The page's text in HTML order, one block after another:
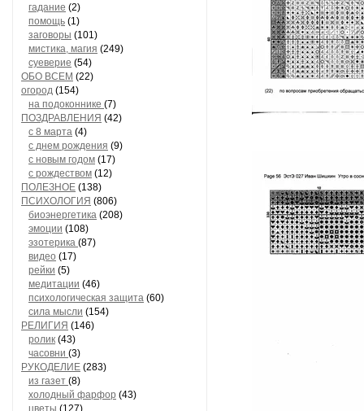
гадание (2)
помощь (1)
заговоры (101)
мистика, магия (249)
суеверие (54)
ОБО ВСЕМ (22)
огород (154)
на подоконнике (7)
ПОЗДРАВЛЕНИЯ (42)
с 8 марта (4)
с днем рождения (9)
с новым годом (17)
с рождеством (12)
ПОЛЕЗНОЕ (138)
ПСИХОЛОГИЯ (806)
биоэнергетика (208)
эмоции (108)
эзотерика (87)
видео (17)
рейки (5)
медитации (46)
психологическая защита (60)
сила мысли (154)
РЕЛИГИЯ (146)
ролик (43)
часовни (3)
РУКОДЕЛИЕ (283)
из газет (8)
холодный фарфор (43)
цветы (127)